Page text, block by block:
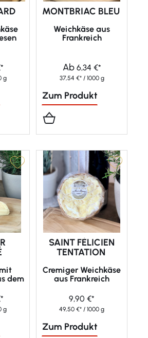
g
MONTBRIAC BLEU
Weichkäse aus
Frankreich
Ab 6,34 €*
37,54 €* / 1000 g
Zum Produkt
dem
g
SAINT FÉLICIEN
TENTATION
Cremiger Weichkäse
aus Frankreich
9,90 €*
49,50 €* / 1000 g
Zum Produkt